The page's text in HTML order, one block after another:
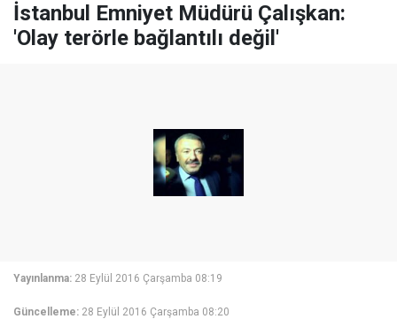
İstanbul Emniyet Müdürü Çalışkan:
'Olay terörle bağlantılı değil'
Yayınlanma: 28 Eylül 2016 Çarşamba 08:19
Güncelleme: 28 Eylül 2016 Çarşamba 08:20